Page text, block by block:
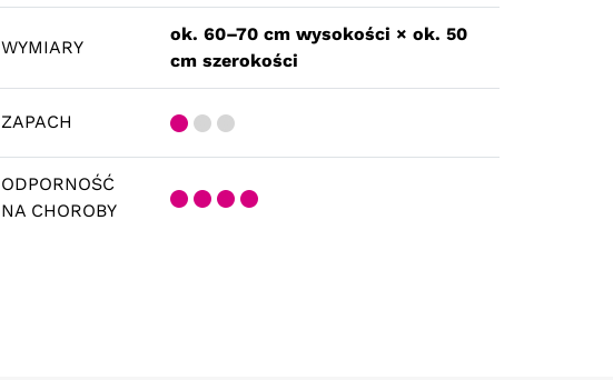
WYMIARY
ok. 60–70 cm wysokości × ok. 50
cm szerokości
ZAPACH
ODPORNOŚĆ
NA CHOROBY